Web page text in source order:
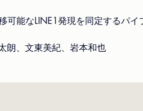
可能なLINE1発現を同定するパ
朗、文東美紀、岩本和也